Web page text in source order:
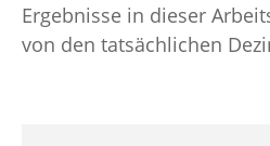
Ergebnisse in dieser
von den tatsächlichen